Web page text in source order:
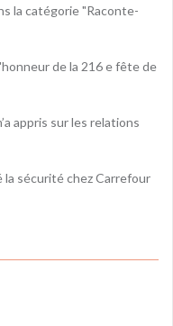
la catégorie "Raconte-
de la 216 e fête de
appris sur les relations
la sécurité chez Carrefour